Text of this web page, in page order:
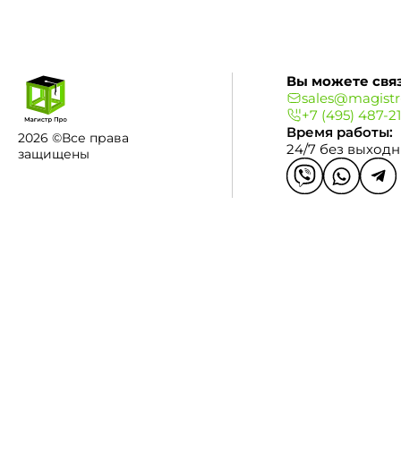
2026 ©Все права
защищены
Вы можете
+7 (495) 487-
Время работы:
24/7 без